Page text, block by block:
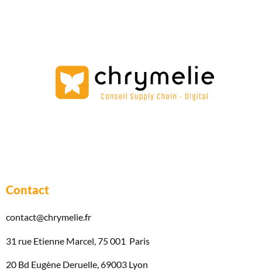
Contact
contact@chrymelie.fr
31 rue Etienne Marcel, 75 001 Paris
20 Bd Eugène Deruelle, 69003 Lyon